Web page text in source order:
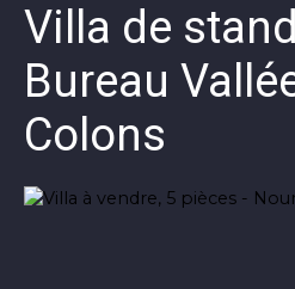
Annonces Vendre
Villa de
Bureau
Colons